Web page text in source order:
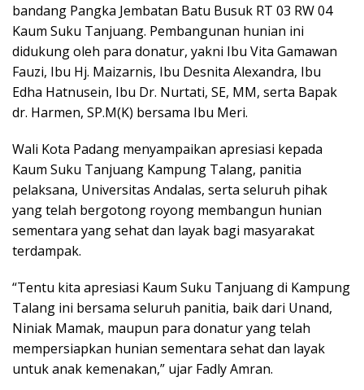
bandang Pangka Jembatan Batu Busuk RT 03 RW 04
Kaum Suku Tanjuang. Pembangunan hunian ini
didukung oleh para donatur, yakni Ibu Vita Gamawan
Fauzi, Ibu Hj. Maizarnis, Ibu Desnita Alexandra, Ibu
Edha Hatnusein, Ibu Dr. Nurtati, SE, MM, serta Bapak
dr. Harmen, SP.M(K) bersama Ibu Meri.
Wali Kota Padang menyampaikan apresiasi kepada
Kaum Suku Tanjuang Kampung Talang, panitia
pelaksana, Universitas Andalas, serta seluruh pihak
yang telah bergotong royong membangun hunian
sementara yang sehat dan layak bagi masyarakat
terdampak.
“Tentu kita apresiasi Kaum Suku Tanjuang di Kampung
Talang ini bersama seluruh panitia, baik dari Unand,
Niniak Mamak, maupun para donatur yang telah
mempersiapkan hunian sementara sehat dan layak
untuk anak kemenakan,” ujar Fadly Amran.